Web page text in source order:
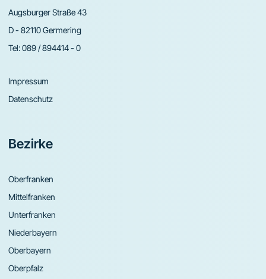
Augsburger Straße 43
D - 82110 Germering
Tel:089 / 894414 - 0
Impressum
Datenschutz
Bezirke
Oberfranken
Mittelfranken
Unterfranken
Niederbayern
Oberbayern
Oberpfalz